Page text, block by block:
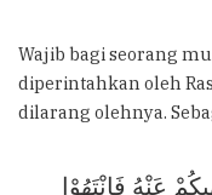
Wajib bagi seorang
diperintahkan oleh
dilarang olehnya.